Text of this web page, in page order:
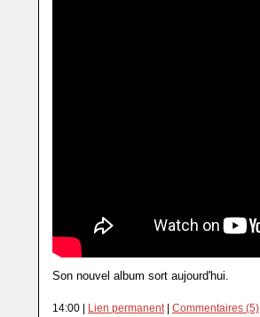
Son nouvel album sort aujourd'hui.
14:00 | Lien permanent | Commentaires (5)